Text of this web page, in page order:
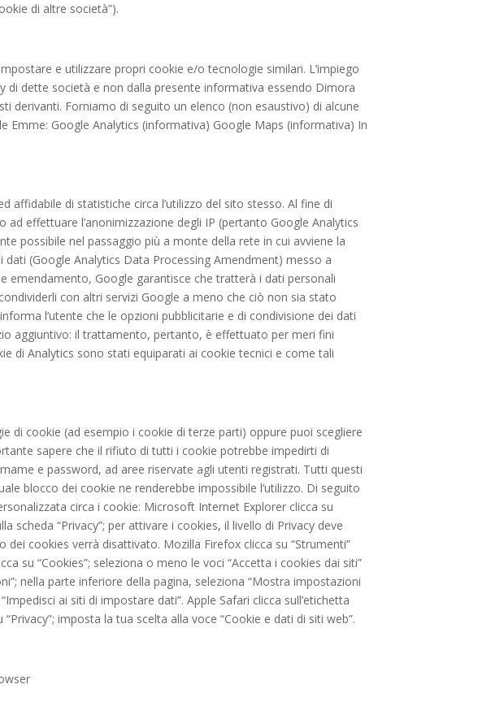
di altre società”).
e utilizzare propri cookie e/o tecnologie similari. L’impiego
di dette società e non dalla presente informativa essendo Dimora
Forniamo di seguito un elenco (non esaustivo) di alcune
Google Analytics (informativa) Google Maps (informativa) In
di statistiche circa l’utilizzo del sito stesso. Al fine di
effettuare l’anonimizzazione degli IP (pertanto Google Analytics
possibile nel passaggio più a monte della rete in cui avviene la
(Google Analytics Data Processing Amendment) messo a
emendamento, Google garantisce che tratterà i dati personali
con altri servizi Google a meno che ciò non sia stato
l’utente che le opzioni pubblicitarie e di condivisione dei dati
aggiuntivo: il trattamento, pertanto, è effettuato per meri fini
di Analytics sono stati equiparati ai cookie tecnici e come tali
cookie (ad esempio i cookie di terze parti) oppure puoi scegliere
sapere che il rifiuto di tutti i cookie potrebbe impedirti di
e password, ad aree riservate agli utenti registrati. Tutti questi
blocco dei cookie ne renderebbe impossibile l’utilizzo. Di seguito
circa i cookie: Microsoft Internet Explorer clicca su
scheda “Privacy”; per attivare i cookies, il livello di Privacy deve
dei cookies verrà disattivato. Mozilla Firefox clicca su “Strumenti”
su “Cookies”; seleziona o meno le voci “Accetta i cookies dai siti”
nella parte inferiore della pagina, seleziona “Mostra impostazioni
ai siti di impostare dati”. Apple Safari clicca sull’etichetta
imposta la tua scelta alla voce “Cookie e dati di siti web”.